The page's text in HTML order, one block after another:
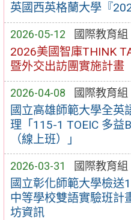
英國西英格蘭大學『
2026-05-12 國際教育組
2026美國智庫THINK
暨外交出訪團實施計畫
2026-04-08 國際教育組
國立高雄師範大學全英
理「115-1 TOEIC 多益
（線上班）」
2026-03-31 國際教育組
國立彰化師範大學檢送
中等學校雙語實驗班計
坊資訊